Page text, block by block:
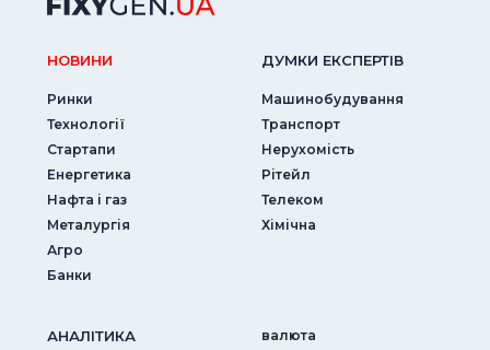
НОВИНИ
Ринки
Технології
Стартапи
Енергетика
Нафта і газ
Металургія
Агро
Банки
ДУМКИ ЕКСПЕРТIВ
Машинобудування
Транспорт
Нерухомість
Рітейл
Телеком
Хімічна
АНАЛIТИКА
валюта